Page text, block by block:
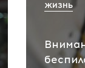
ЖИЗНЬ